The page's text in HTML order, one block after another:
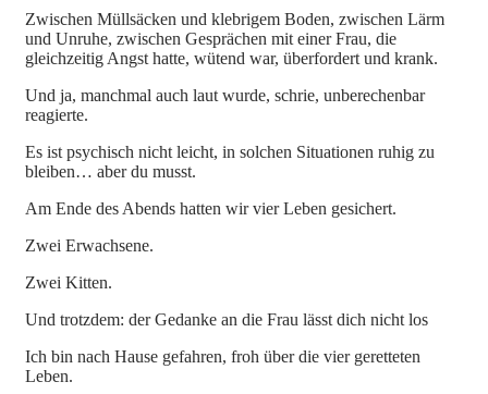
Zwischen Müllsäcken und klebrigem Boden, zwischen Lärm
und Unruhe, zwischen Gesprächen mit einer Frau, die
gleichzeitig Angst hatte, wütend war, überfordert und krank.
Und ja, manchmal auch laut wurde, schrie, unberechenbar
reagierte.
Es ist psychisch nicht leicht, in solchen Situationen ruhig zu
bleiben… aber du musst.
Am Ende des Abends hatten wir vier Leben gesichert.
Zwei Erwachsene.
Zwei Kitten.
Und trotzdem: der Gedanke an die Frau lässt dich nicht los
Ich bin nach Hause gefahren, froh über die vier geretteten
Leben.